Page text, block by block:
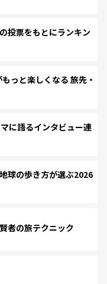
投票をもとにランキン
っと楽しくなる 旅先・
に語るインタビュー連
球の歩き方が選ぶ2026
者の旅テクニック